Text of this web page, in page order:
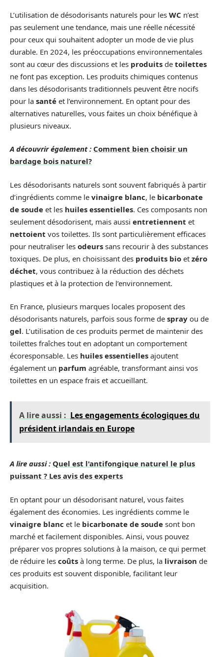
L’utilisation de désodorisants naturels pour les WC n’est
pas seulement une tendance, mais une réelle nécessité
pour ceux qui souhaitent adopter un mode de vie plus
durable. En 2024, les préoccupations environnementales
sont au cœur des discussions et les produits de toilettes
ne font pas exception. Les produits chimiques contenus
dans les désodorisants traditionnels peuvent être nocifs
pour la santé et l’environnement. En optant pour des
alternatives naturelles, vous faites un choix bénéfique à
plusieurs niveaux.
A découvrir également : Comment bien choisir un
bardage bois naturel?
Les désodorisants naturels sont souvent fabriqués à partir
d’ingrédients comme le vinaigre blanc, le bicarbonate
de soude et les huiles essentielles. Ces composants non
seulement désodorisent, mais aussi entretiennent et
nettoient vos toilettes. Ils sont particulièrement efficaces
pour neutraliser les odeurs sans recourir à des substances
toxiques. De plus, en choisissant des produits bio et zéro
déchet, vous contribuez à la réduction des déchets
plastiques et à la protection de l’environnement.
En France, plusieurs marques locales proposent des
désodorisants naturels, parfois sous forme de spray ou de
gel. L’utilisation de ces produits permet de maintenir des
toilettes fraîches tout en adoptant un comportement
écoresponsable. Les huiles essentielles ajoutent
également un parfum agréable, transformant ainsi vos
toilettes en un espace frais et accueillant.
A lire aussi : Les engagements écologiques du
président irlandais en Europe
A lire aussi : Quel est l'antifongique naturel le plus
puissant ? Les avis des experts
En optant pour un désodorisant naturel, vous faites
également des économies. Les ingrédients comme le
vinaigre blanc et le bicarbonate de soude sont bon
marché et facilement disponibles. Ainsi, vous pouvez
préparer vos propres solutions à la maison, ce qui permet
de réduire les coûts à long terme. De plus, la livraison de
ces produits est souvent disponible, facilitant leur
acquisition.